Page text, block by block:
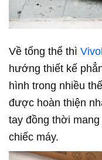
Về tổng thể thì
hướng thiết kế
hình trong nhiều
được hoàn thiện
tay đồng thời
chiếc máy.